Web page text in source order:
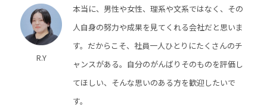
R.Y
本当に、男性や女性、理系や文系ではなく、その
人自身の努力や成果を見てくれる会社だと思いま
す。だからこそ、社員一人ひとりにたくさんのチ
ャンスがある。自分のがんばりそのものを評価し
てほしい、そんな思いのある方を歓迎したいで
す。